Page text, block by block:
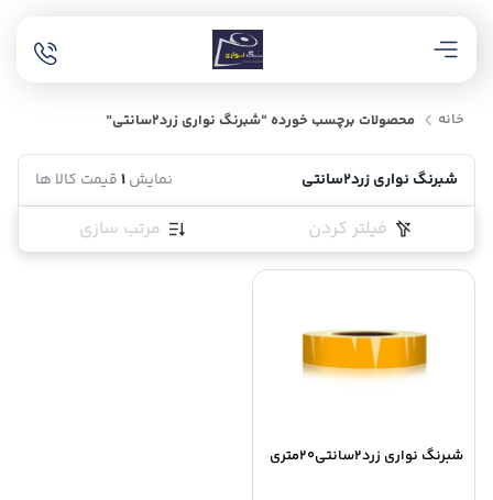
خانه محصولات برچسب خورده “شبرنگ نواری زرد2سانتی”
شبرنگ نواری زرد2سانتی نمایش1قیمت کالا ها
فیلتر کردن مرتب سازی
شبرنگ نواری زرد2سانتی20متری